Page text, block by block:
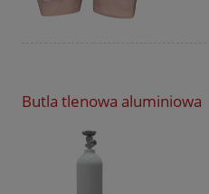
Butla tlenowa aluminiowa